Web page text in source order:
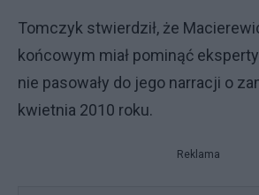
Tomczyk stwierdził, że
końcowym miał pominąć
nie pasowały do jego narracji o
kwietnia 2010 roku.
Reklama